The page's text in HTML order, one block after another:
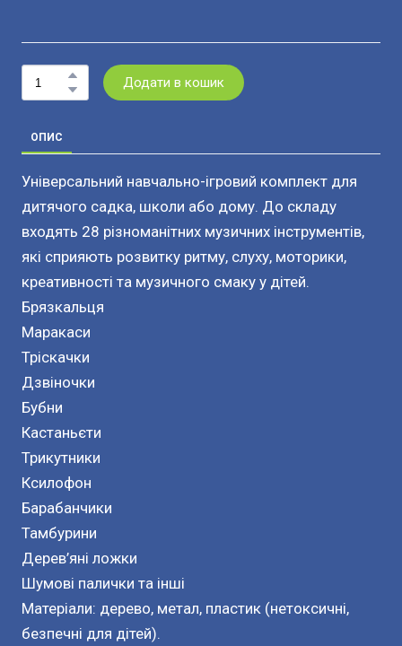
Додати в кошик
ОПИС
Універсальний навчально-ігровий комплект для
дитячого садка, школи або дому. До складу
входять 28 різноманітних музичних інструментів,
які сприяють розвитку ритму, слуху, моторики,
креативності та музичного смаку у дітей.
Брязкальця
Маракаси
Тріскачки
Дзвіночки
Бубни
Кастаньєти
Трикутники
Ксилофон
Барабанчики
Тамбурини
Дерев’яні ложки
Шумові палички та інші
Матеріали: дерево, метал, пластик (нетоксичні,
безпечні для дітей).